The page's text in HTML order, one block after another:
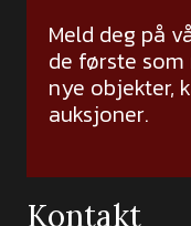
Meld deg på
de første
nye objekter,
auksjoner.
Kontakt